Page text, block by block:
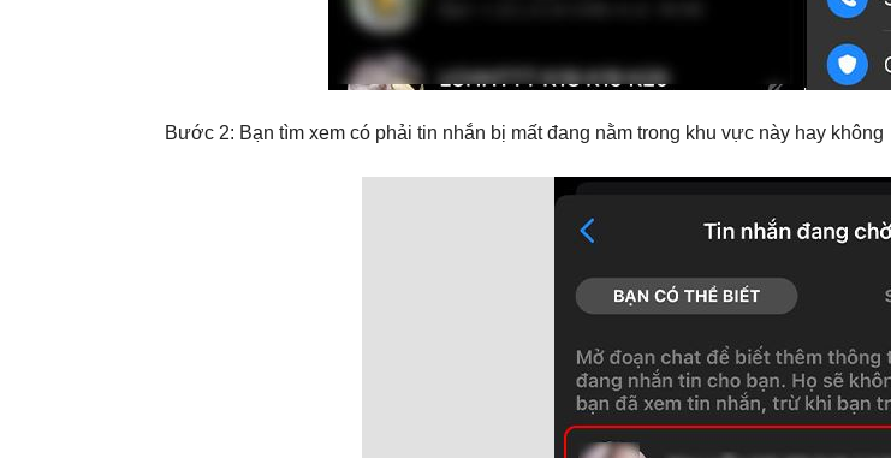
Bước 2: Bạn tìm xem có phải tin nhắn bị mất đang nằm trong khu vực này hay không